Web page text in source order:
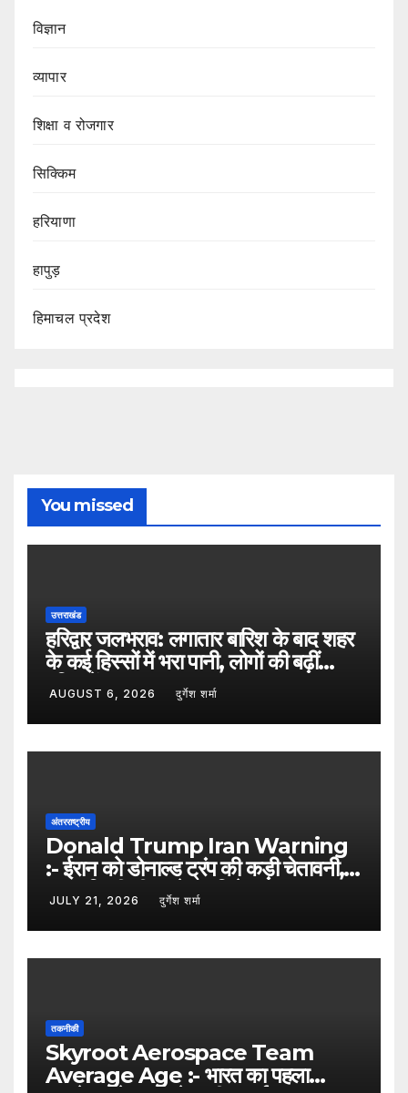
विज्ञान
व्यापार
शिक्षा व रोजगार
सिक्किम
हरियाणा
हापुड़
हिमाचल प्रदेश
You missed
उत्तराखंड
हरिद्वार जलभराव: लगातार बारिश के बाद शहर
के कई हिस्सों में भरा पानी, लोगों की बढ़ीं
मुश्किलें
AUGUST 6, 2026 दुर्गेश शर्मा
अंतरराष्ट्रीय
Donald Trump Iran Warning
:- ईरान को डोनाल्ड ट्रंप की कड़ी चेतावनी,
कहा- किसी भी हमले का मिलेगा करारा जवाब
JULY 21, 2026 दुर्गेश शर्मा
तकनीकी
Skyroot Aerospace Team
Average Age :- भारत का पहला